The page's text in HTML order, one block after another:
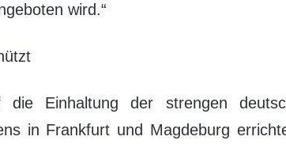
wird.“
Einhaltung der strengen
in Frankfurt und Magdeburg